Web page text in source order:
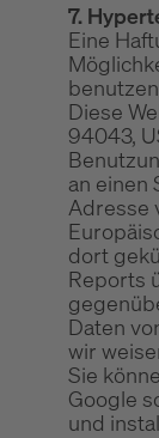
7.
Eine
Diese
94043,
an einen
Adresse
dort
Reports
Daten
wir
Sie
Google
und